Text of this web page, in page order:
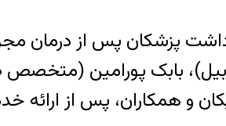
پزشکان پس از درمان
بابک پورامین
و همکاران، پس از ارائه